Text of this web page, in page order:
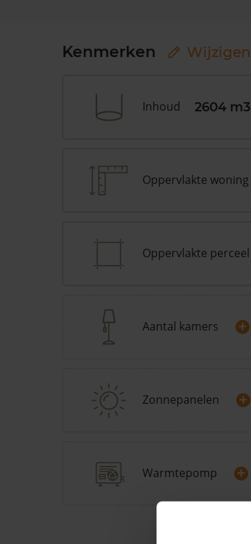
Kenmerken Wijzigen
Inhoud 2604 m3
Oppervlakte woning
Oppervlakte perceel
Aantal kamers +
Zonnepanelen +
Warmtepomp +